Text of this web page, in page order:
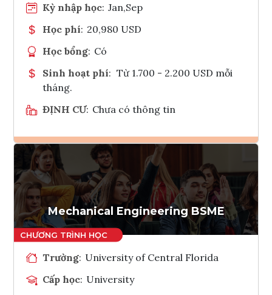
Kỳ nhập học: Jan,Sep
Học phí: 20,980 USD
Học bổng: Có
Sinh hoạt phí: Từ 1.700 - 2.200 USD mỗi
tháng.
ĐỊNH CƯ: Chưa có thông tin
Ghi danh
Tham vấn Interlink
Mechanical Engineering BSME
Trường: University of Central Florida
Cấp học: University